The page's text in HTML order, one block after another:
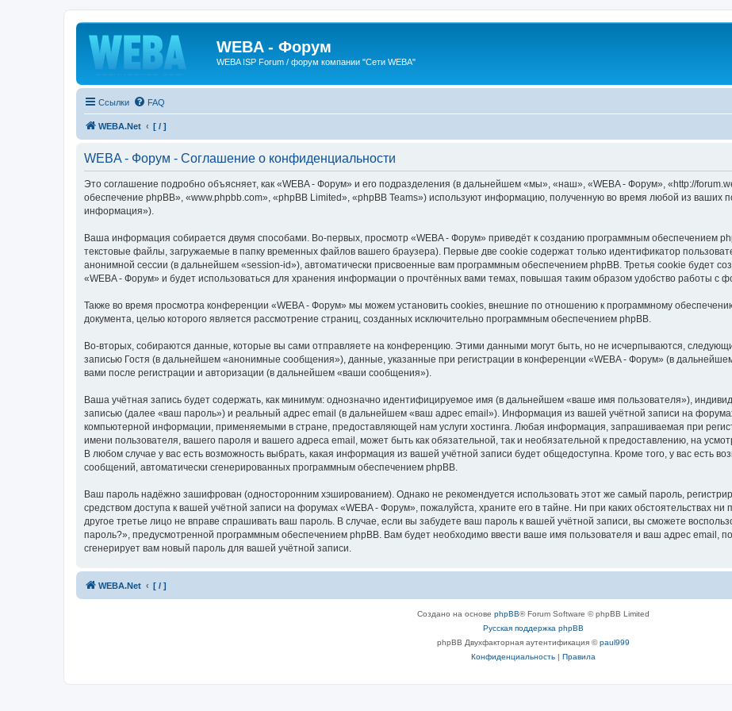
WEBA - Форум
WEBA ISP Forum / форум компании "Сети WEBA"
Ссылки FAQ
WEBA.Net [ / ]
WEBA - Форум - Соглашение о конфиденциальности
Это соглашение подробно объясняет, как «WEBA - Форум» и его подразделения (в дальнейшем «мы», «наш», «WEBA - Форум», «http://
обеспечение phpBB», «www.phpbb.com», «phpBB Limited», «phpBB Teams») используют информацию, полученную во время любой из ваших
информация»).
Ваша информация собирается двумя способами. Во-первых, просмотр «WEBA - Форум» приведёт к созданию программным обеспечением
текстовые файлы, загружаемые в папку временных файлов вашего браузера). Первые две cookie содержат только идентификатор
анонимной сессии (в дальнейшем «session-id»), автоматически присвоенные вам программным обеспечением phpBB. Третья cookie будет
«WEBA - Форум» и будет использоваться для хранения информации о прочтённых вами темах, повышая таким образом удобство работы с
Также во время просмотра конференции «WEBA - Форум» мы можем установить cookies, внешние по отношению к программному
документа, целью которого является рассмотрение страниц, созданных исключительно программным обеспечением phpBB.
Во-вторых, собираются данные, которые вы сами отправляете на конференцию. Этими данными могут быть, но не исчерпываются,
записью Гостя (в дальнейшем «анонимные сообщения»), данные, указанные при регистрации в конференции «WEBA - Форум» (в
вами после регистрации и авторизации (в дальнейшем «ваши сообщения»).
Ваша учётная запись будет содержать, как минимум: однозначно идентифицируемое имя (в дальнейшем «ваше имя пользователя»),
записью (далее «ваш пароль») и реальный адрес email (в дальнейшем «ваш адрес email»). Информация из вашей учётной записи на
компьютерной информации, применяемыми в стране, предоставляющей нам услуги хостинга. Любая информация, запрашиваемая при
имени пользователя, вашего пароля и вашего адреса email, может быть как обязательной, так и необязательной к предоставлению, на
В любом случае у вас есть возможность выбрать, какая информация из вашей учётной записи будет общедоступна. Кроме того, у вас есть
сообщений, автоматически сгенерированных программным обеспечением phpBB.
Ваш пароль надёжно зашифрован (односторонним хэшированием). Однако не рекомендуется использовать этот же самый пароль,
средством доступа к вашей учётной записи на форумах «WEBA - Форум», пожалуйста, храните его в тайне. Ни при каких обстоятельствах
другое третье лицо не вправе спрашивать ваш пароль. В случае, если вы забудете ваш пароль к вашей учётной записи, вы сможете
пароль?», предусмотренной программным обеспечением phpBB. Вам будет необходимо ввести ваше имя пользователя и ваш адрес email,
сгенерирует вам новый пароль для вашей учётной записи.
WEBA.Net [ / ]
Создано на основе phpBB® Forum Software © phpBB Limited
Русская поддержка phpBB
phpBB Двухфакторная аутентификация ©paul999
Конфиденциальность| Правила